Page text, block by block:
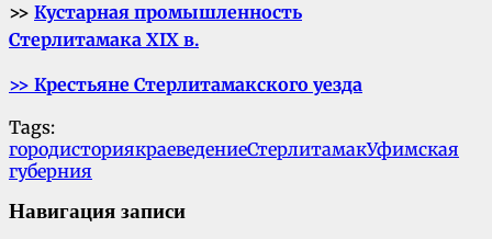
>> Кустарная промышленность
Стерлитамака XIX в.
>> Крестьяне Стерлитамакского уезда
Tags:
городисториякраеведениеСтерлитамакУфимская
губерния
Навигация записи